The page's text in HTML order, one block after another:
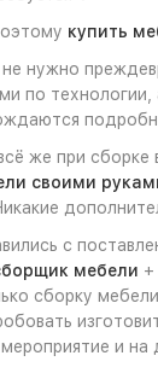
купить
нужно
по
же при
своими
с
мебели +
сборку
мероприятие и